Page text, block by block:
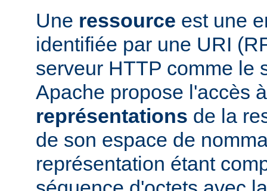
Une ressource est une
identifiée par une URI
serveur HTTP comme le
Apache propose l'accès
représentations de la
de son espace de
représentation étant